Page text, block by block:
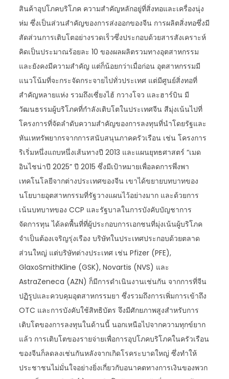
สินค้าอุปโภคบริโภค ความสำคัญหลักอยู่ที่สิ่งทอและเครื่องนุ่ง
ห่ม ซึ่งเป็นส่วนสำคัญของการส่งออกของจีน การผลิตสิ่งทอซึ่งมี
สัดส่วนการเติบโตอย่างรวดเร็วซึ่งประกอบด้วยสารสังเคราะห์
คิดเป็นประมาณร้อยละ 10 ของผลผลิตรวมทางอุตสาหกรรม
และยังคงมีความสำคัญ แต่ก็น้อยกว่าเมื่อก่อน อุตสาหกรรมมี
แนวโน้มที่จะกระจัดกระจายไปทั่วประเทศ แต่มีศูนย์สิ่งทอที่
สำคัญหลายแห่ง รวมถึงเซี่ยงไฮ้ กวางโจว และฮาร์บิน มี
วัฒนธรรมผู้บริโภคที่กำลังเติบโตในประเทศจีน สีมุ่งเน้นไปที่
โครงการที่จัดลำดับความสำคัญของการลงทุนที่นำโดยรัฐและ
หันเหทรัพยากรจากการสนับสนุนภาคครัวเรือน เช่น โครงการ
ริเริ่มหนึ่งแถบหนึ่งเส้นทางปี 2013 และแผนยุทธศาสตร์ “เมด
อินไชน่าปี 2025” ปี 2015 ซึ่งมีเป้าหมายเพื่อลดการพึ่งพา
เทคโนโลยีจากต่างประเทศของจีน เขาได้ขยายบทบาทของ
นโยบายอุตสาหกรรมที่รัฐวางแผนไว้อย่างมาก และด้วยการ
เน้นบทบาทของ CCP และรัฐบาลในการบังคับบัญชาการ
จัดการทุน ได้ลดพื้นที่ที่ผู้ประกอบการเอกชนที่มุ่งเน้นผู้บริโภค
จำเป็นต้องเจริญรุ่งเรือง บริษัทในประเทศประกอบด้วยตลาด
ส่วนใหญ่ แต่บริษัทต่างประเทศ เช่น Pfizer (PFE),
GlaxoSmithKline (GSK), Novartis (NVS) และ
AstraZeneca (AZN) ก็มีการดำเนินงานเช่นกัน จากการที่จีน
ปฏิรูปและควบคุมอุตสาหกรรมยา ซึ่งรวมถึงการเพิ่มการเข้าถึง
OTC และการบังคับใช้สิทธิบัตร จึงมีศักยภาพสูงสำหรับการ
เติบโตของการลงทุนในด้านนี้ นอกเหนือไปจากความทุกข์ยาก
แล้ว การเติบโตของรายจ่ายเพื่อการอุปโภคบริโภคในครัวเรือน
ของจีนก็ลดลงเช่นกันหลังจากเกิดโรคระบาดใหญ่ ซึ่งทำให้
ประชาชนไม่มั่นใจอย่างยิ่งเกี่ยวกับอนาคตทางการเงินของพวก